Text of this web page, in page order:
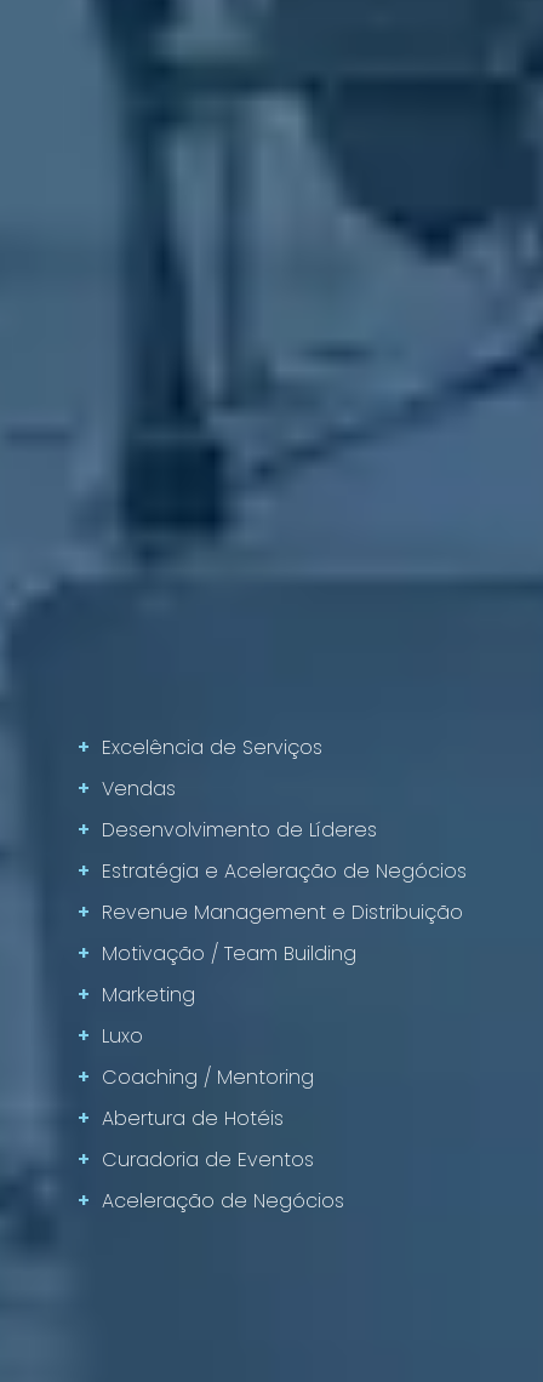
+ Excelência de Serviços
+ Vendas
+ Desenvolvimento de Líderes
+ Estratégia e Aceleração de Negócios
+ Revenue Management e Distribuição
+ Motivação / Team Building
+ Marketing
+ Luxo
+ Coaching / Mentoring
+ Abertura de Hotéis
+ Curadoria de Eventos
+ Aceleração de Negócios